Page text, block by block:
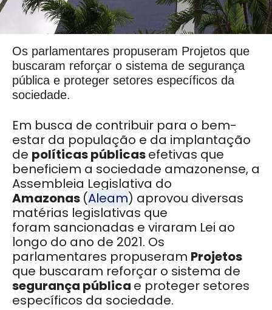
Os parlamentares propuseram Projetos que
buscaram reforçar o sistema de segurança
pública e proteger setores específicos da
sociedade.
Em busca de contribuir para o bem-
estar da população e da implantação
de políticaspúblicasefetivas que
beneficiem a sociedade amazonense, a
Assembleia Legislativa do
Amazonas (Aleam) aprovou diversas
matérias legislativas que
foram sancionadas e viraram Lei ao
longo do ano de 2021. Os
parlamentares propuseram Projetos
que buscaram reforçar o sistema de
segurança pública e proteger setores
específicos da sociedade.